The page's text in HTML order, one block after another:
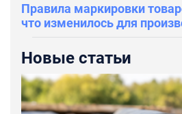
Правила маркировки
что изменилось для
Новые статьи